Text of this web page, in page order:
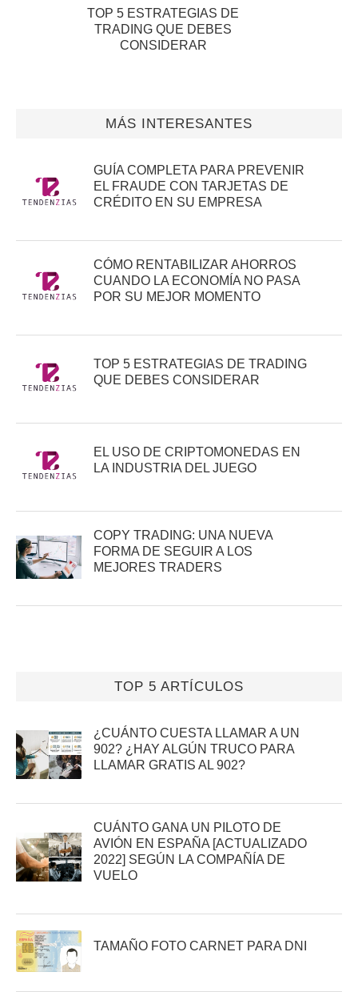
TOP 5 ESTRATEGIAS DE
TRADING QUE DEBES
CONSIDERAR
MÁS INTERESANTES
GUÍA COMPLETA PARA PREVENIR
EL FRAUDE CON TARJETAS DE
CRÉDITO EN SU EMPRESA
CÓMO RENTABILIZAR AHORROS
CUANDO LA ECONOMÍA NO PASA
POR SU MEJOR MOMENTO
TOP 5 ESTRATEGIAS DE TRADING
QUE DEBES CONSIDERAR
EL USO DE CRIPTOMONEDAS EN
LA INDUSTRIA DEL JUEGO
COPY TRADING: UNA NUEVA
FORMA DE SEGUIR A LOS
MEJORES TRADERS
TOP 5 ARTÍCULOS
¿CUÁNTO CUESTA LLAMAR A UN
902? ¿HAY ALGÚN TRUCO PARA
LLAMAR GRATIS AL 902?
CUÁNTO GANA UN PILOTO DE
AVIÓN EN ESPAÑA [ACTUALIZADO
2022] SEGÚN LA COMPAÑÍA DE
VUELO
TAMAÑO FOTO CARNET PARA DNI